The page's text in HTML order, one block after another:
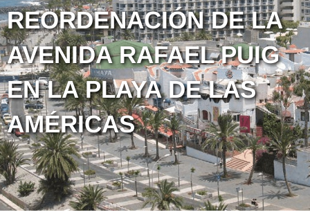
REORDENACIÓN DE LA
AVENIDA RAFAEL PUIG
EN LA PLAYA DE LAS
AMÉRICAS